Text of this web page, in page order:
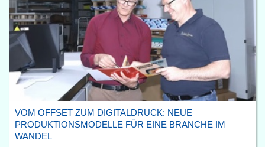
VOM OFFSET ZUM DIGITALDRUCK: NEUE
PRODUKTIONSMODELLE FÜR EINE BRANCHE IM
WANDEL